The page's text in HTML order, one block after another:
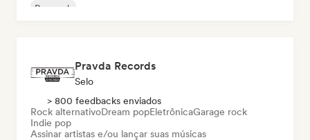
Pop rock
Pravda Records
Selo
> 800 feedbacks enviados
Rock alternativoDream popEletrônicaGarage rock
Indie pop
Assinar artistas e/ou lançar suas músicas